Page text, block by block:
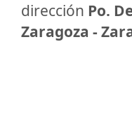
dirección Po.
Zaragoza -